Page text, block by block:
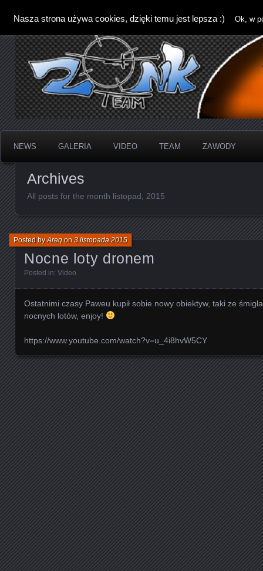
NEWS GALERIA VIDEO TEAM ZAWODY
Archives
All posts for the month listopad, 2015
Nocne loty dronem
Posted byAreqon3 listopada 2015
Posted in: Video
Ostatnimi czasy Paweu kupił sobie nowy obiektyw, taki ze
nocnych lotów, enjoy!
https://www.youtube.com/watch?v=u_4i8hvW5CY
Nasza strona używa cookies, dzięki temu jest lepsza :) Ok, w